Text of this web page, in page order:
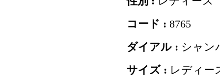
コード : 8765
ダイアル : シャン
サイズ : レディー